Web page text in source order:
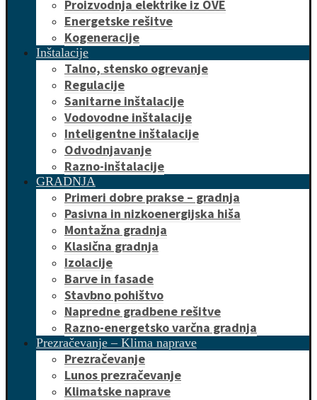
Proizvodnja elektrike iz OVE
Energetske rešitve
Kogeneracije
Inštalacije
Talno, stensko ogrevanje
Regulacije
Sanitarne inštalacije
Vodovodne inštalacije
Inteligentne inštalacije
Odvodnjavanje
Razno-inštalacije
GRADNJA
Primeri dobre prakse – gradnja
Pasivna in nizkoenergijska hiša
Montažna gradnja
Klasična gradnja
Izolacije
Barve in fasade
Stavbno pohištvo
Napredne gradbene rešitve
Razno-energetsko varčna gradnja
Prezračevanje – Klima naprave
Prezračevanje
Lunos prezračevanje
Klimatske naprave